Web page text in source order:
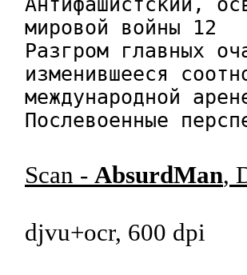
мировой войны 12
Разгром главных
изменившееся
международной
Послевоенные
Scan - AbsurdMan,
djvu+ocr, 600 dpi